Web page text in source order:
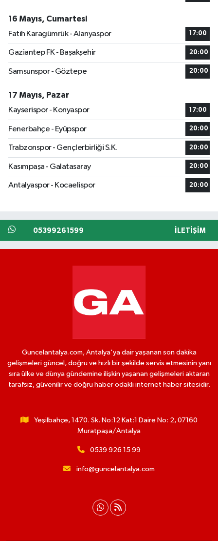
16 Mayıs, Cumartesi
Fatih Karagümrük - Alanyaspor
17:00
Gaziantep FK - Başakşehir 20:00
Samsunspor - Göztepe 20:00
17 Mayıs, Pazar
Kayserispor - Konyaspor
17:00
Fenerbahçe - Eyüpspor 20:00
Trabzonspor - Gençlerbirliği S.K. 20:00
Kasımpaşa - Galatasaray 20:00
Antalyaspor - Kocaelispor 20:00
05399261599 İLETIŞIM
Guncelantalya.com, Antalya'ya dair yaşanan son dakika
gelişmeleri güncel, doğru ve hızlı bir şekilde servis etmesinin yanı
sıra ülke ve dünya gündemine ilişkin yaşanan gelişmeleri aktaran
tarafsız, güvenilir ve doğru haber odaklı internet haber sitesidir.
Yeşilbahçe, 1470. Sk. No:12 Kat:1 Daire No: 2, 07160
Muratpaşa/Antalya
0539 926 15 99
info@guncelantalya.com